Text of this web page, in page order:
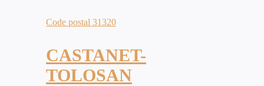
Code postal 31320
CASTANET-
TOLOSAN